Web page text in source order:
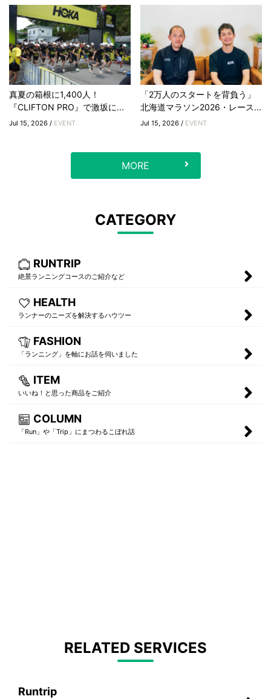
真夏の箱根に1,400人！
『CLIFTON PRO』で激坂に...
Jul 15, 2026 / EVENT
「2万人のスタートを背負う」
北海道マラソン2026・レース...
Jul 15, 2026 / EVENT
MORE
CATEGORY
RUNTRIP
絶景ランニングコースのご紹介など
HEALTH
ランナーのニーズを解決するハウツー
FASHION
「ランニング」を軸にお話を伺いました
ITEM
いいね！と思った商品をご紹介
COLUMN
「Run」や「Trip」にまつわるこぼれ話
RELATED SERVICES
Runtrip